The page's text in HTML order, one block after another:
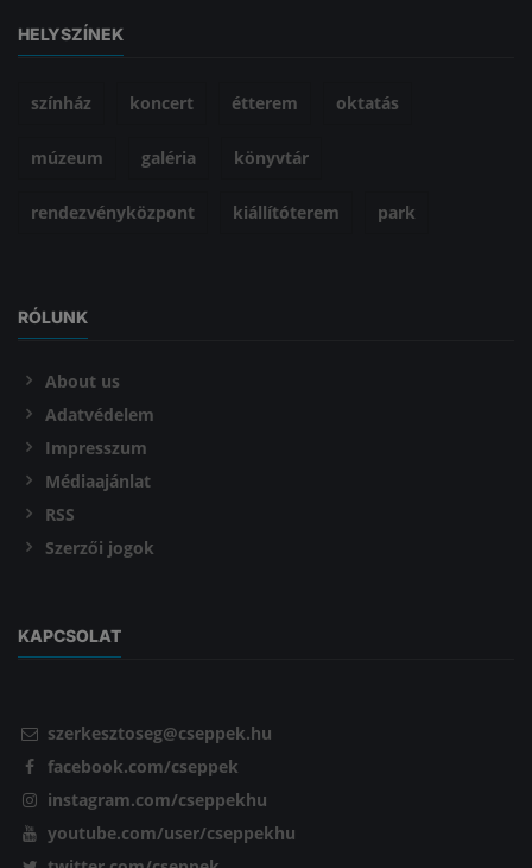
HELYSZÍNEK
színház koncert étterem oktatás
múzeum galéria könyvtár
rendezvényközpont kiállítóterem park
RÓLUNK
About us
Adatvédelem
Impresszum
Médiaajánlat
RSS
Szerzői jogok
KAPCSOLAT
szerkesztoseg@cseppek.hu
facebook.com/cseppek
instagram.com/cseppekhu
youtube.com/user/cseppekhu